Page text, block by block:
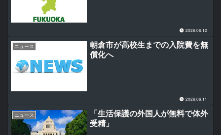
2026.06.12
ニュース
朝倉市が高校生までの入院費を無
償化へ
2026.06.11
ニュース
「生活保護の外国人が無料で体外
受精」